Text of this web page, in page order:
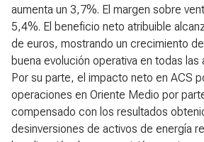
aumenta un 3,7%. El margen sobre
5,4%. El beneficio neto atribuible
de euros, mostrando un crecimiento
buena evolución operativa en todas las
Por su parte, el impacto neto en ACS
operaciones en Oriente Medio por
compensado con los resultados
desinversiones de activos de energía